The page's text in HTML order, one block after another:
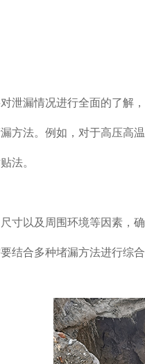
漏情况进行全面的了解
法。例如，对于高压高温
法。
以及周围环境等因素，
合多种堵漏方法进行综